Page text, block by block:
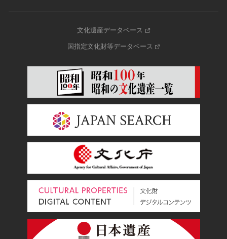
文化遺産データベース
国指定文化財等データベース